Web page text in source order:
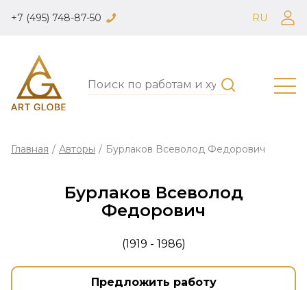
+7 (495) 748-87-50 RU
Главная / Авторы / Бурлаков Всеволод Федорович
Бурлаков Всеволод
Федорович
(1919 - 1986)
Предложить работу